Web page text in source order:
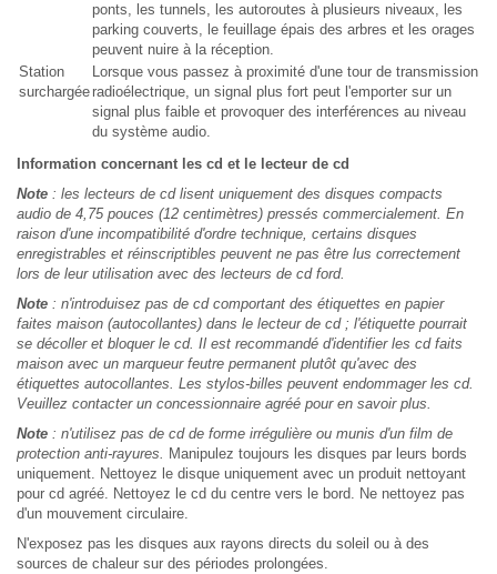
ponts, les tunnels, les autoroutes à plusieurs niveaux, les
parking couverts, le feuillage épais des arbres et les orages
peuvent nuire à la réception.
Station
surchargée
Lorsque vous passez à proximité d'une tour de transmission
radioélectrique, un signal plus fort peut l'emporter sur un
signal plus faible et provoquer des interférences au niveau
du système audio.
Information concernant les cd et le lecteur de cd
Note : les lecteurs de cd lisent uniquement des disques compacts
audio de 4,75 pouces (12 centimètres) pressés commercialement. En
raison d'une incompatibilité d'ordre technique, certains disques
enregistrables et réinscriptibles peuvent ne pas être lus correctement
lors de leur utilisation avec des lecteurs de cd ford.
Note : n'introduisez pas de cd comportant des étiquettes en papier
faites maison (autocollantes) dans le lecteur de cd ; l'étiquette pourrait
se décoller et bloquer le cd. Il est recommandé d'identifier les cd faits
maison avec un marqueur feutre permanent plutôt qu'avec des
étiquettes autocollantes. Les stylos-billes peuvent endommager les cd.
Veuillez contacter un concessionnaire agréé pour en savoir plus.
Note : n'utilisez pas de cd de forme irrégulière ou munis d'un film de
protection anti-rayures. Manipulez toujours les disques par leurs bords
uniquement. Nettoyez le disque uniquement avec un produit nettoyant
pour cd agréé. Nettoyez le cd du centre vers le bord. Ne nettoyez pas
d'un mouvement circulaire.
N'exposez pas les disques aux rayons directs du soleil ou à des
sources de chaleur sur des périodes prolongées.